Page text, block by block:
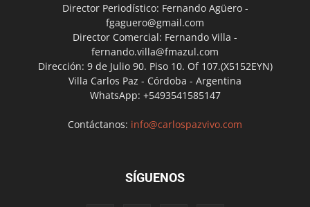
Director Periodístico: Fernando Agüero -
fgaguero@gmail.com
Director Comercial: Fernando Villa -
fernando.villa@fmazul.com
Dirección: 9 de Julio 90. Piso 10. Of 107.(X5152EYN)
Villa Carlos Paz - Córdoba - Argentina
WhatsApp: +5493541585147
Contáctanos: info@carlospazvivo.com
SÍGUENOS